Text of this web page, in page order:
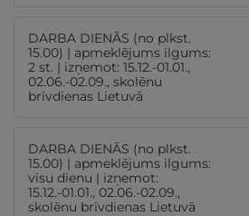
DARBA DIENĀS (no plkst.
15.00) | apmeklējums ilgums:
2 st. | izņemot: 15.12.-01.01.,
02.06.-02.09., skolēnu
brīvdienas Lietuvā
DARBA DIENĀS (no plkst.
15.00) | apmeklējums ilgums:
visu dienu | izņemot:
15.12.-01.01., 02.06.-02.09.,
skolēnu brīvdienas Lietuvā